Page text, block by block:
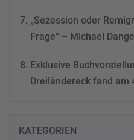
„Sezession oder
Frage“ – Michael
Exklusive
Dreiländereck fand am
KATEGORIEN